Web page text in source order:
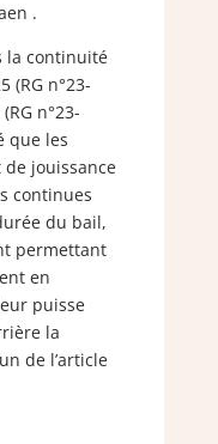
.
la continuité
(RG n°23-
n°23-
que les
jouissance
continues
du bail,
permettant
en
puisse
la
de l’article